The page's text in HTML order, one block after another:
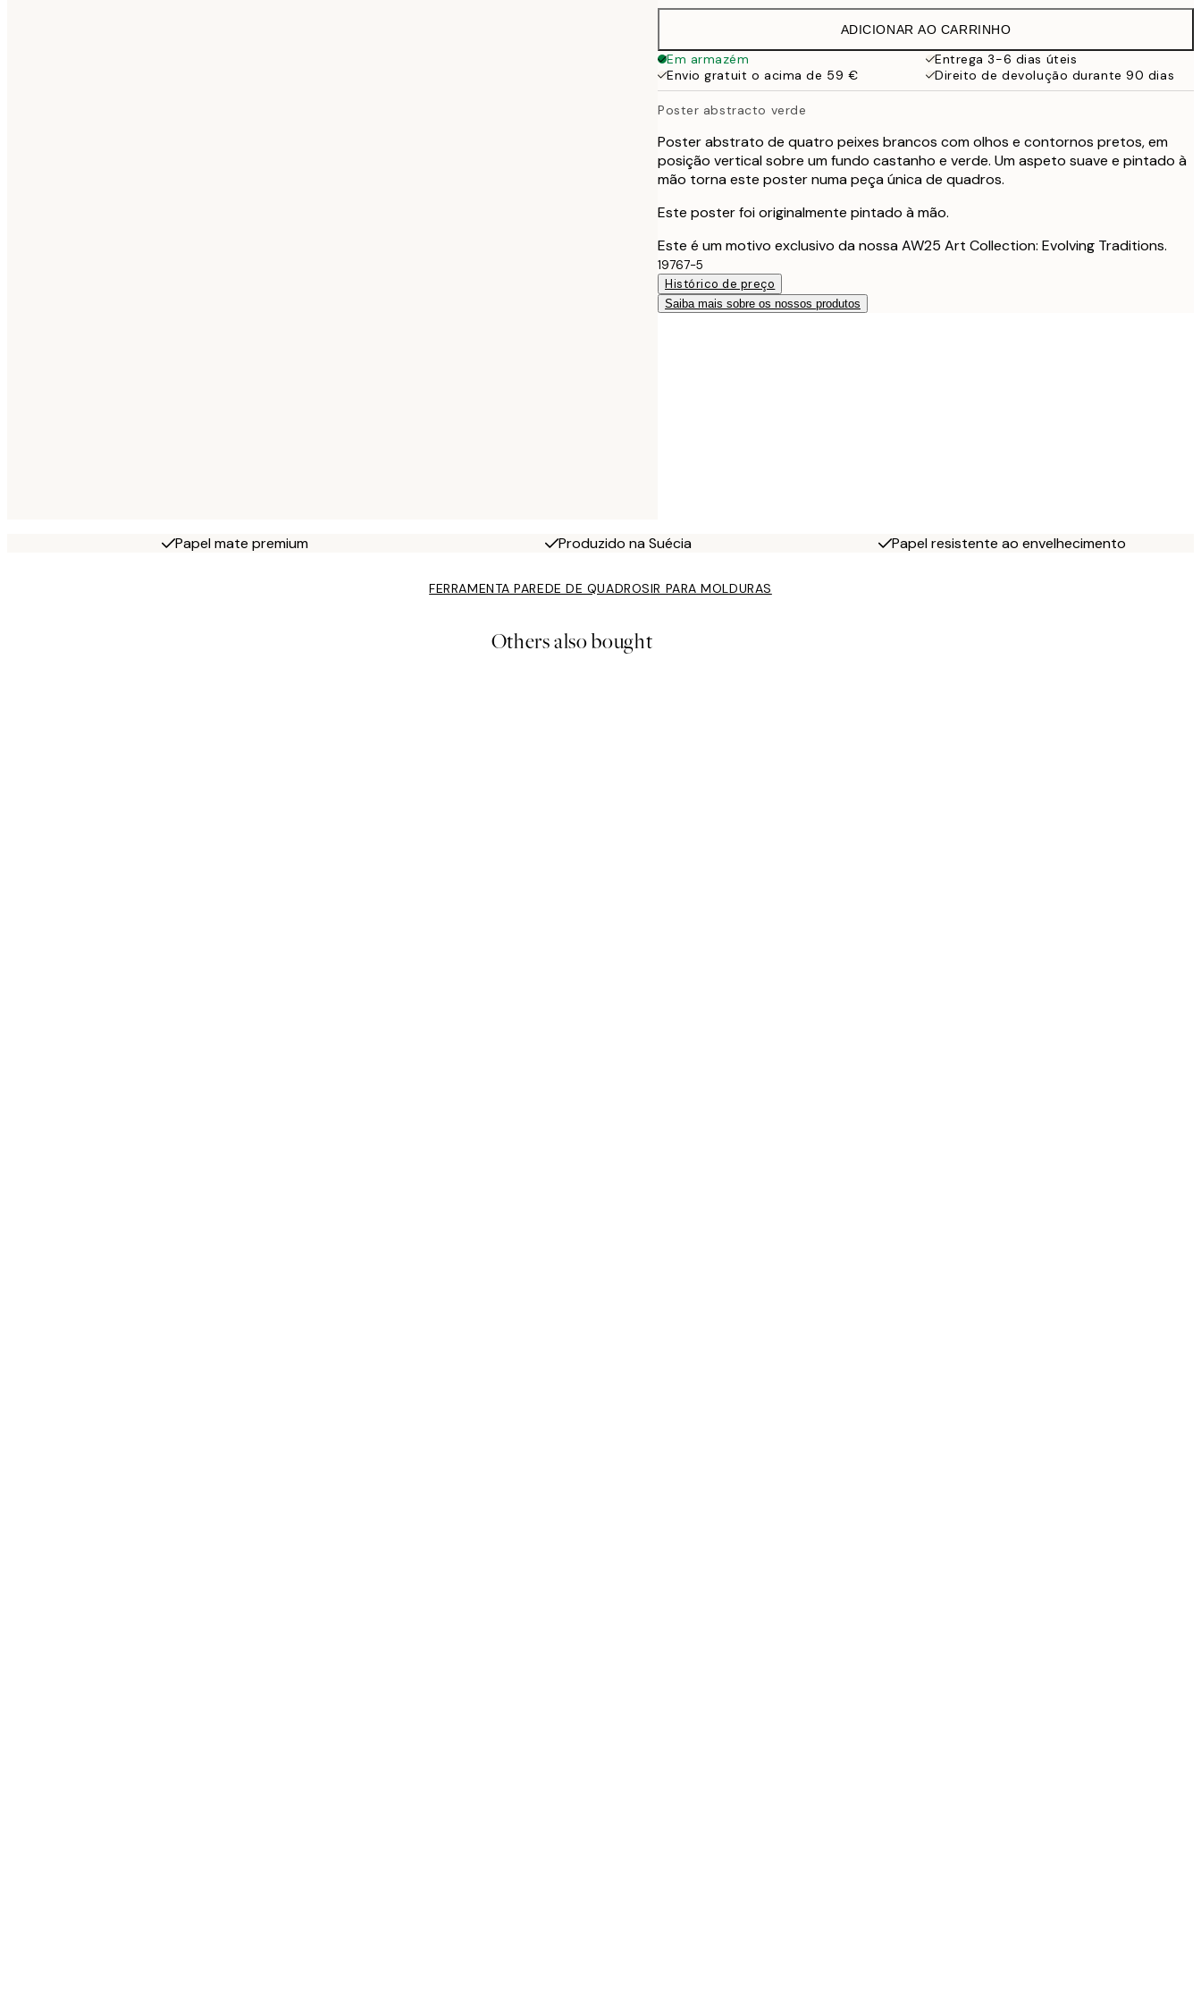
32,45 €
ADICIONAR AO CARRINHO
Em armazém
Entrega 3-6 dias úteis
Envio gratuit o acima de 59 €
Direito de devolução durante 90 dias
Poster abstracto verde
Poster abstrato de quatro peixes brancos com olhos e contornos pretos, em
posição vertical sobre um fundo castanho e verde. Um aspeto suave e pintado à
mão torna este poster numa peça única de quadros.
Este poster foi originalmente pintado à mão.
Este é um motivo exclusivo da nossa AW25 Art Collection: Evolving Traditions.
19767-5
Histórico de preço
Saiba mais sobre os nossos produtos
Papel mate premium Produzido na Suécia Papel resistente ao envelhecimento
FERRAMENTA PAREDE DE QUADROSIR PARA MOLDURAS
Others also bought